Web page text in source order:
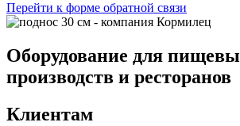
Перейти к форме обратной связи
Оборудование для
производств и ресторанов
Клиентам